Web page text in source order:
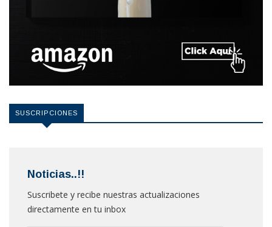
SUSCRIPCIONES
Noticias..!!
Suscribete y recibe nuestras actualizaciones
directamente en tu inbox